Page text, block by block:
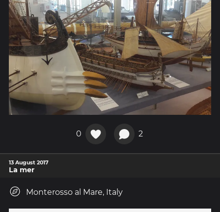
0 2
13 August 2017
La mer
Monterosso al Mare, Italy